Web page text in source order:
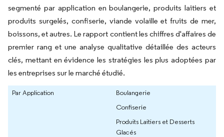
segmenté par application en boulangerie, produits laitiers et
produits surgelés, confiserie, viande volaille et fruits de mer,
boissons, et autres. Le rapport contient les chiffres d'affaires de
premier rang et une analyse qualitative détaillée des acteurs
clés, mettant en évidence les stratégies les plus adoptées par
les entreprises sur le marché étudié.
Par Application
Boulangerie
Confiserie
Produits Laitiers et Desserts
Glacés